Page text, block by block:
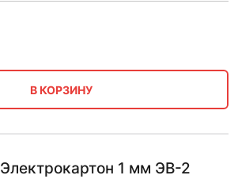
В КОРЗИНУ
Электрокартон 1 мм ЭВ-2